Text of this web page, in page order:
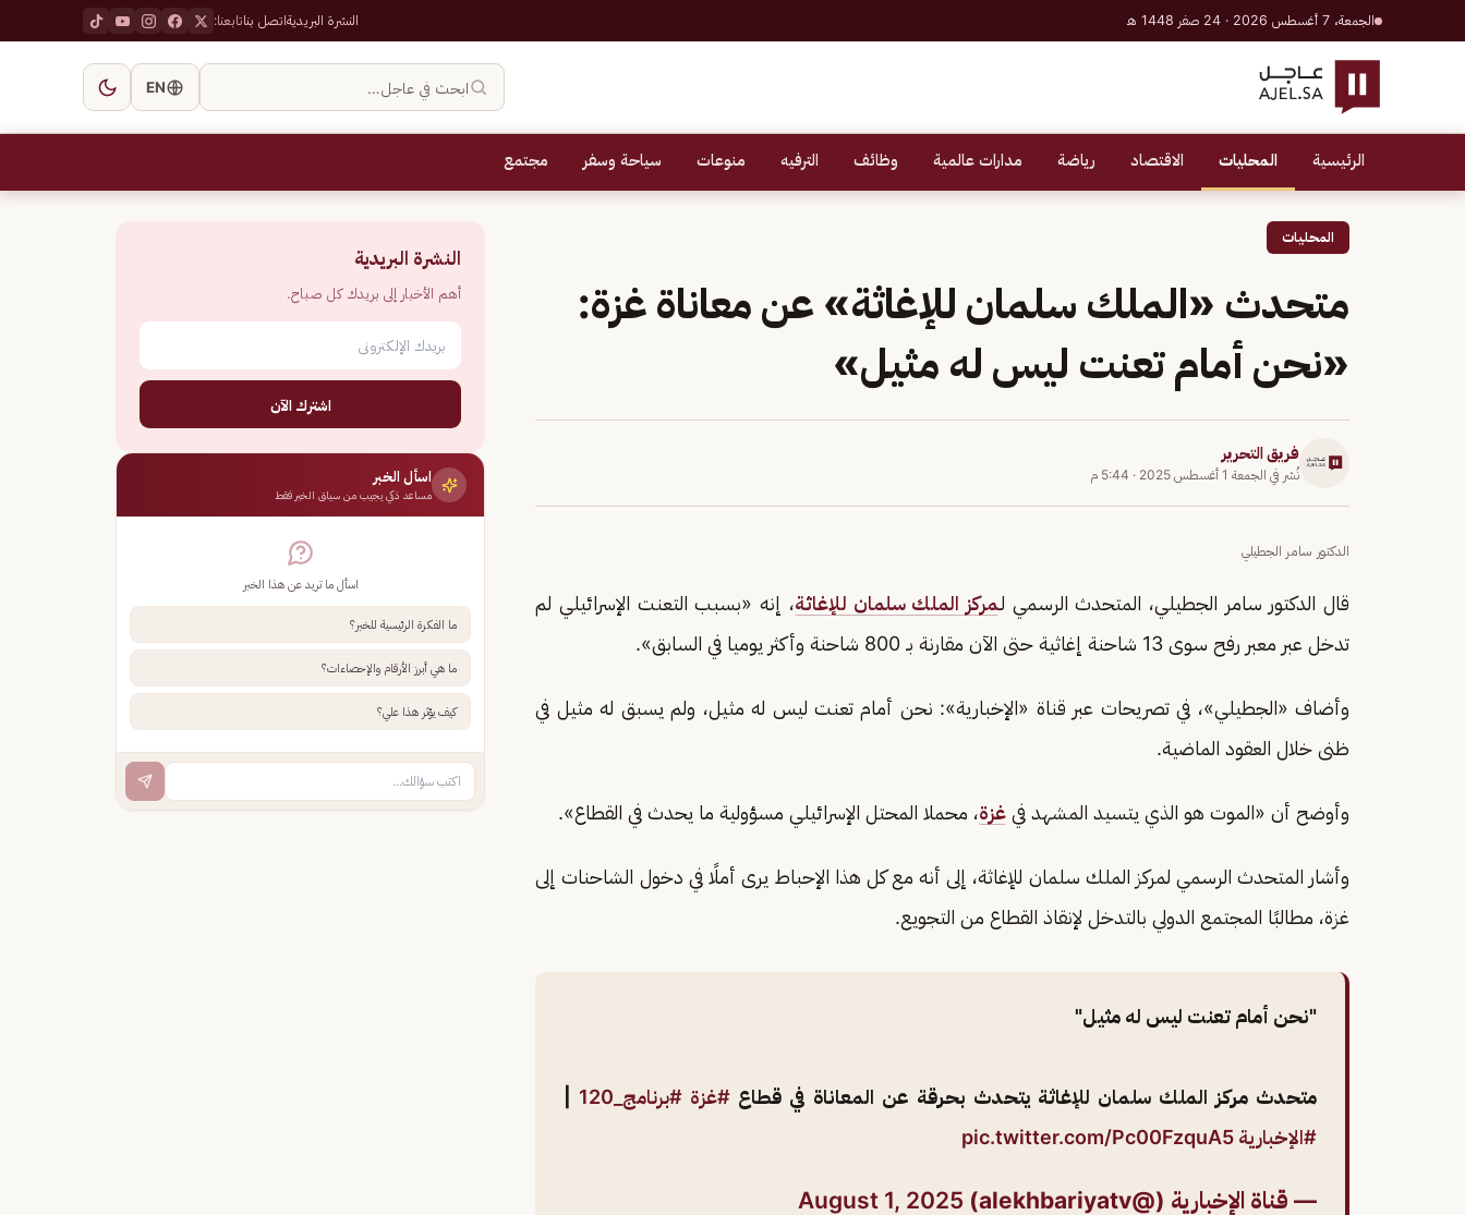
الجمعة، 7 أغسطس 2026 · 24 صفر 1448 هـ النشرة البريديةاتصل بناتابعنا:
ابحث في عاجل… EN
الرئيسية المحليات الاقتصاد رياضة مدارات عالمية وظائف الترفيه منوعات سياحة وسفر مجتمع
المحليات
متحدث «الملك سلمان للإغاثة» عن معاناة غزة:
«نحن أمام تعنت ليس له مثيل»
فريق التحرير
نُشر في الجمعة 1 أغسطس 2025 · 5:44 م
الدكتور سامر الجطيلي
قال الدكتور سامر الجطيلي، المتحدث الرسمي لـمركز الملك سلمان للإغاثة، إنه «بسبب التعنت الإسرائيلي لم
تدخل عبر معبر رفح سوى 13 شاحنة إغاثية حتى الآن مقارنة بـ 800 شاحنة وأكثر يوميا في السابق».
وأضاف «الجطيلي»، في تصريحات عبر قناة «الإخبارية»: نحن أمام تعنت ليس له مثيل، ولم يسبق له مثيل في
ظنى خلال العقود الماضية.
وأوضح أن «الموت هو الذي يتسيد المشهد في غزة، محملا المحتل الإسرائيلي مسؤولية ما يحدث في القطاع».
وأشار المتحدث الرسمي لمركز الملك سلمان للإغاثة، إلى أنه مع كل هذا الإحباط يرى أملًا في دخول الشاحنات إلى
غزة، مطالبًا المجتمع الدولي بالتدخل لإنقاذ القطاع من التجويع.
"نحن أمام تعنت ليس له مثيل"
متحدث مركز الملك سلمان للإغاثة يتحدث بحرقة عن المعاناة في قطاع #غزة #برنامج_120
#الإخبارية pic.twitter.com/Pc00FzquA5
— قناة الإخبارية (@alekhbariyatv) August 1, 2025
النشرة البريدية
أهم الأخبار إلى بريدك كل صباح.
اشترك الآن
اسأل الخبر
مساعد ذكي يجيب من سياق الخبر فقط
اسأل ما تريد عن هذا الخبر
ما الفكرة الرئيسية للخبر؟
ما هي أبرز الأرقام والإحصاءات؟
كيف يؤثر هذا علي؟